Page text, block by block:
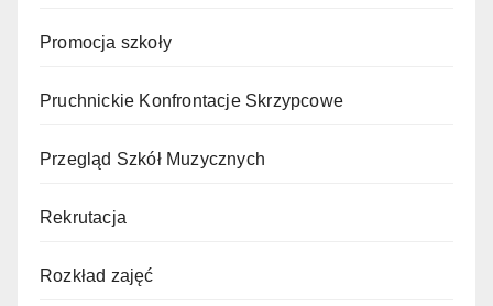
Promocja szkoły
Pruchnickie Konfrontacje Skrzypcowe
Przegląd Szkół Muzycznych
Rekrutacja
Rozkład zajęć